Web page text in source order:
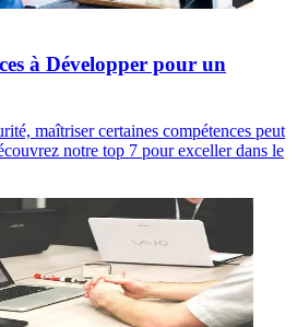
à Développer pour un
maîtriser certaines compétences peut
notre top 7 pour exceller dans le